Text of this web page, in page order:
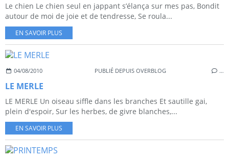
Le chien Le chien seul en jappant s’élança sur mes pas, Bondit
autour de moi de joie et de tendresse, Se roula...
EN SAVOIR PLUS
04/08/2010 PUBLIÉ DEPUIS OVERBLOG …
LE MERLE
LE MERLE Un oiseau siffle dans les branches Et sautille gai,
plein d'espoir, Sur les herbes, de givre blanches,...
EN SAVOIR PLUS